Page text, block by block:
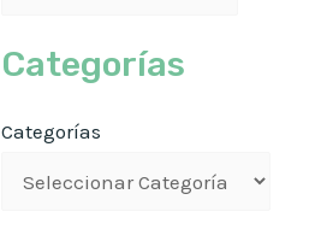
Categorías
Categorías